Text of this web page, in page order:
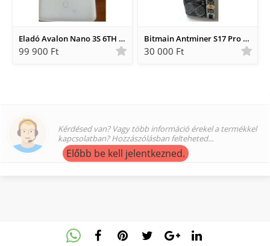
Eladó Avalon Nano 3S 6TH BÁNYASZGÉP.
99 900 Ft
Bitmain Antminer S17 Pro 53 Th alkatrésznek eladó
30 000 Ft
Kérdésed van? Vagy több információ érekel a termékkel
kapcsolatban? Hozzászólásban felteheted...
Előbb be kell jelentkezned.